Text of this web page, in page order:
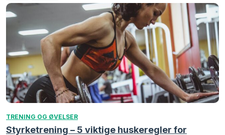
TRENING OG ØVELSER
Styrketrening – 5 viktige huskeregler for